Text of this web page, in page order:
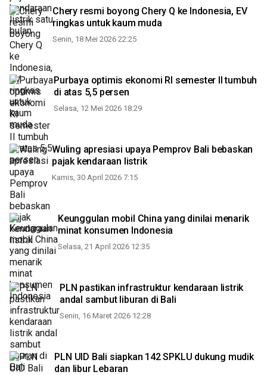
Chery resmi boyong Chery Q ke Indonesia, EV
ringkas untuk kaum muda
Senin, 18 Mei 2026 22:25
Purbaya optimis ekonomi RI semester II tumbuh
di atas 5,5 persen
Selasa, 12 Mei 2026 18:29
Wuling apresiasi upaya Pemprov Bali bebaskan
pajak kendaraan listrik
Kamis, 30 April 2026 7:15
Keunggulan mobil China yang dinilai menarik
minat konsumen Indonesia
Selasa, 21 April 2026 12:35
PLN pastikan infrastruktur kendaraan listrik
andal sambut liburan di Bali
Senin, 16 Maret 2026 12:28
PLN UID Bali siapkan 142 SPKLU dukung mudik
dan libur Lebaran